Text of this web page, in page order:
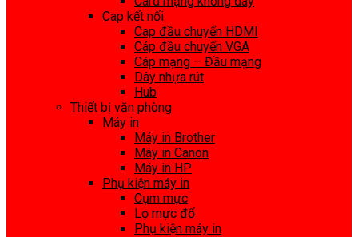
Cap kết nối
Cap đầu chuyển HDMI
Cáp đầu chuyển VGA
Cáp mạng – Đầu mạng
Dây nhựa rút
Hub
Thiết bị văn phòng
Máy in
Máy in Brother
Máy in Canon
Máy in HP
Phụ kiện máy in
Cụm mực
Lọ mực đổ
Phụ kiện máy in